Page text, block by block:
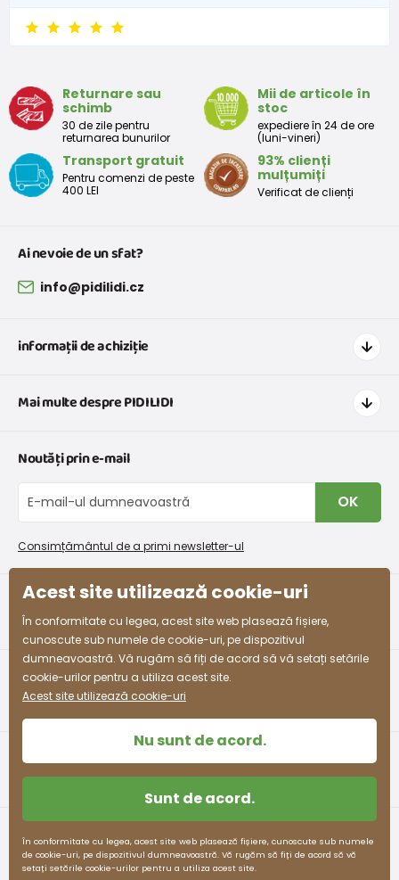
Returnare sau
schimb
30 de zile pentru
returnarea bunurilor
Mii de articole în
stoc
expediere în 24 de ore
(luni-vineri)
Transport gratuit
Pentru comenzi de peste
400 LEI
93% clienți
mulțumiți
Verificat de clienți
Ai nevoie de un sfat?
info@pidilidi.cz
informații de achiziție
Transport și plată
Retururi și reclamații
Schimb sau returnare gratuită
Procedura de reclamații
Mai multe despre PIDILIDI
Despre noi
Blog
Program de afiliere
Colectarea bunurilor
Noutăți prin e-mail
OK
Consimțământul de a primi newsletter-ul
pidilidi.cz © 2026. WebdesignLitvanyi.sk .
Acest site utilizează cookie-uri
În conformitate cu legea, acest site web plasează fișiere,
cunoscute sub numele de cookie-uri, pe dispozitivul
dumneavoastră. Vă rugăm să fiți de acord să vă setați setările
cookie-urilor pentru a utiliza acest site.
Acest site utilizează cookie-uri
Nu sunt de acord.
Sunt de acord.
În conformitate cu legea, acest site web plasează fișiere, cunoscute sub numele
de cookie-uri, pe dispozitivul dumneavoastră. Vă rugăm să fiți de acord să vă
setați setările cookie-urilor pentru a utiliza acest site.